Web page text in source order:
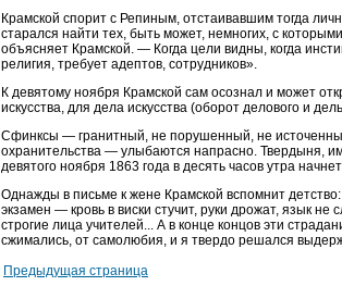
Крамской спорит с Репиным, отстаивавшим тогда
старался найти тех, быть может, немногих, с
объясняет Крамской. — Когда цели видны, когда
религия, требует адептов, сотрудников».
К девятому ноября Крамской сам осознал и может
искусства, для дела искусства (оборот делового и
Сфинксы — гранитный, не порушенный, не
охранительства — улыбаются напрасно. Твердыня,
девятого ноября 1863 года в десять часов утра
Однажды в письме к жене Крамской вспомнит
экзамен — кровь в виски стучит, руки дрожат, язык
строгие лица учителей... А в конце концов эти
сжимались, от самолюбия, и я твердо решался
Предыдущая страница